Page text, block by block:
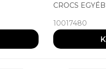
CROCS
10017480